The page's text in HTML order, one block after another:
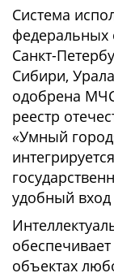
Система
федеральных
Санкт-
Сибири,
одобрена
реестр
«Умный
удобный вход
объектах